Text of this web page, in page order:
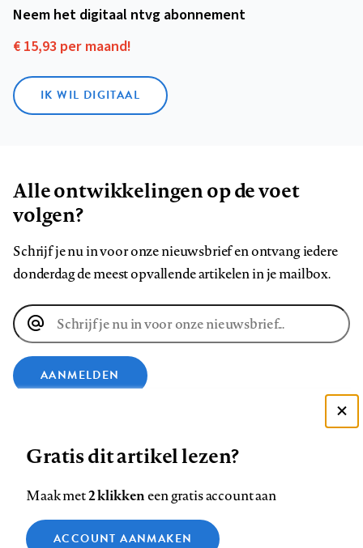
Neem het digitaal ntvg abonnement
€ 15,93 per maand!
IK WIL DIGITAAL
Alle ontwikkelingen op de voet
volgen?
Schrijf je nu in voor onze nieuwsbrief en ontvang iedere
donderdag de meest opvallende artikelen in je mailbox.
E-
mailadres
AANMELDEN
ons
op
ons
ons
ons
ons
ons
Contact Colofon Disclaimer Privacy
Zie onze cookie policy
Gratis dit artikel lezen?
Maak met2 klikkeneen gratis account aan
ACCOUNT AANMAKEN